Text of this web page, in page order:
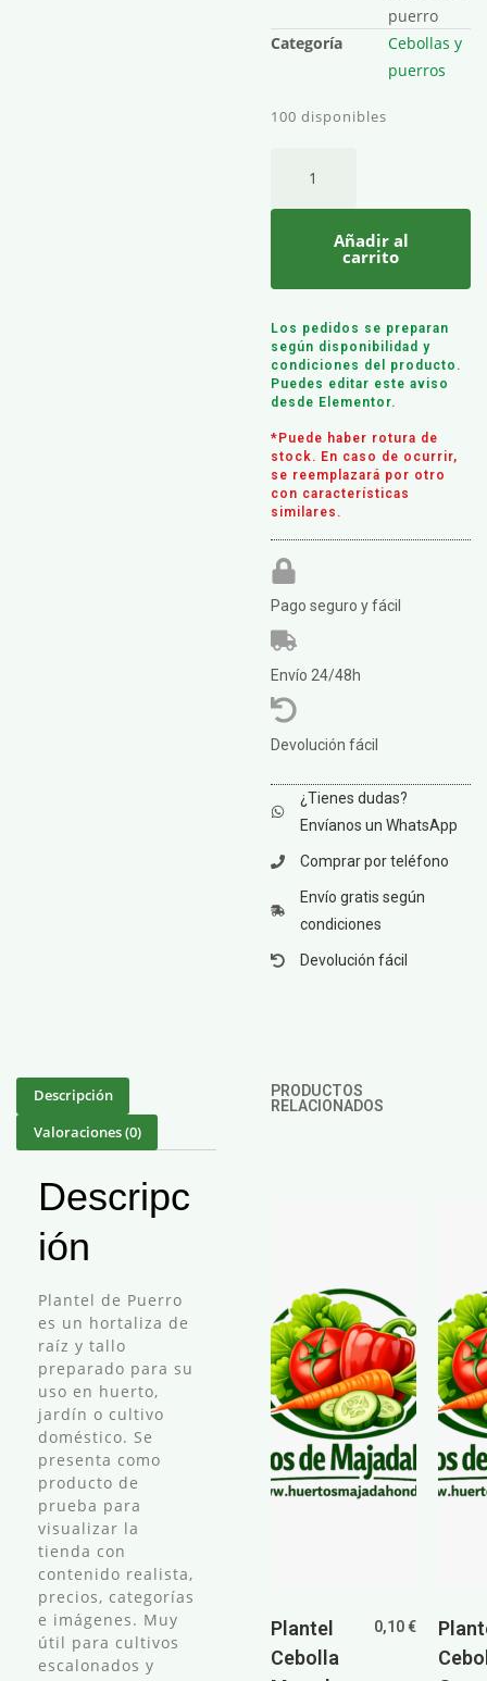
puerro
Categoría
Cebollas y
puerros
100 disponibles
Añadir al
carrito
Los pedidos se preparan
según disponibilidad y
condiciones del producto.
Puedes editar este aviso
desde Elementor.
*Puede haber rotura de
stock. En caso de ocurrir,
se reemplazará por otro
con características
similares.
Pago seguro y fácil
Envío 24/48h
Devolución fácil
¿Tienes dudas?
Envíanos un WhatsApp
Comprar por teléfono
Envío gratis según
condiciones
Devolución fácil
Descripción
Valoraciones (0)
Descripc
ión
Plantel de Puerro
es un hortaliza de
raíz y tallo
preparado para su
uso en huerto,
jardín o cultivo
doméstico. Se
presenta como
producto de
prueba para
visualizar la
tienda con
contenido realista,
precios, categorías
e imágenes. Muy
útil para cultivos
escalonados y
PRODUCTOS
RELACIONADOS
Plantel
Cebolla
0,10€